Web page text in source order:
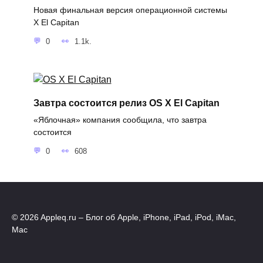
Новая финальная версия операционной системы
X El Capitan
0 1.1k.
Завтра состоится релиз OS X El Capitan
«Яблочная» компания сообщила, что завтра
состоится
0 608
© 2026 Appleq.ru – Блог об Apple, iPhone, iPad, iPod, iMac,
Mac